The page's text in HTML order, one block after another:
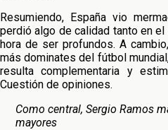
Resumiendo, España vio
perdió algo de calidad tanto en
hora de ser profundos. A
más dominates del fútbol
resulta complementaria y
Cuestión de opiniones.
Como central, Sergio Ramos
mayores